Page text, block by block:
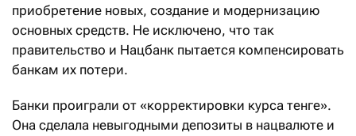
приобретение новых, создание и модернизацию
основных средств. Не исключено, что так
правительство и Нацбанк пытается компенсировать
банкам их потери.
Банки проиграли от «корректировки курса тенге».
Она сделала невыгодными депозиты в нацвалюте и